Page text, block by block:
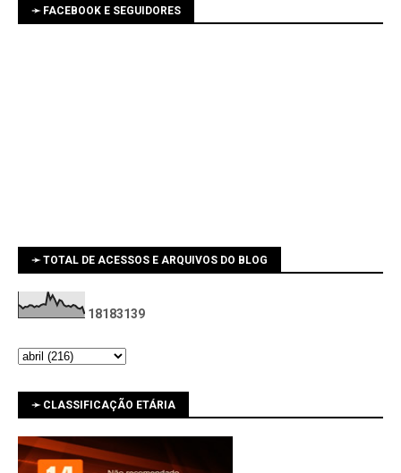
➛ FACEBOOK E SEGUIDORES
➛ TOTAL DE ACESSOS E ARQUIVOS DO BLOG
18183139
➛ CLASSIFICAÇÃO ETÁRIA